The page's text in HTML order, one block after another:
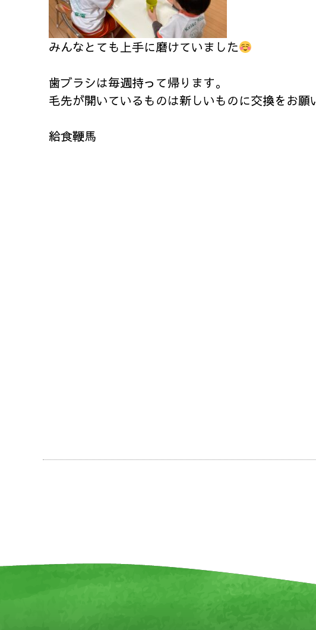
みんなとても上手に磨けていました
歯ブラシは毎週持って帰ります。
毛先が開いているものは新しいものに交換をお願
給食鞭馬